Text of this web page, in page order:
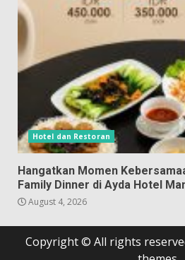
Hotel dan Restoran
Hangatkan Momen
Family Dinner di Ayda Hotel
August 4, 2026
Copyright © All rights